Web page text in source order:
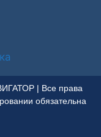
| Все права
обязательна